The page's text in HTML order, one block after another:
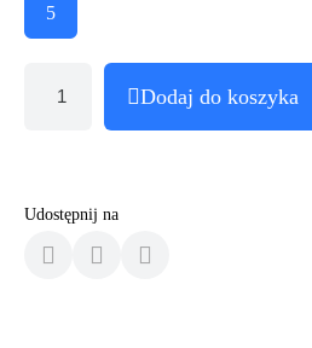
5
Dodaj do koszyka
Udostępnij na